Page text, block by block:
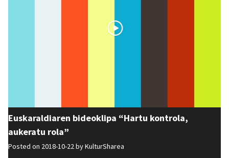
Euskaraldiaren bideoklipa “Hartu kontrola,
aukeratu rola”
Posted on 2018-10-22 byKulturSharea